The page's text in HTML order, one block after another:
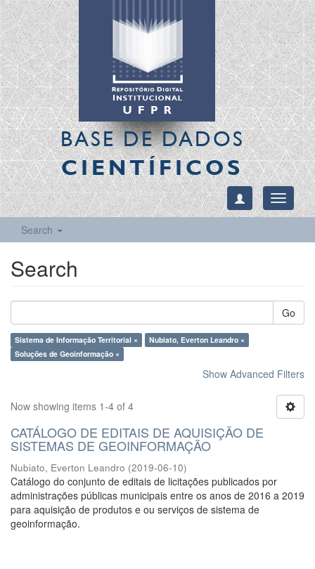
BASE DE DADOS
CIENTÍFICOS
Toggle
Search
Search
Go
Sistema de Informação Territorial ×
Nubiato, Everton Leandro ×
Soluções de Geoinformação ×
Show Advanced Filters
Now showing items 1-4 of 4
CATÁLOGO DE EDITAIS DE AQUISIÇÃO DE
SISTEMAS DE GEOINFORMAÇÃO
Nubiato, Everton Leandro (2019-06-10)
Catálogo do conjunto de editais de licitações publicados por
administrações públicas municipais entre os anos de 2016 a 2019
para aquisição de produtos e ou serviços de sistema de
geoinformação.